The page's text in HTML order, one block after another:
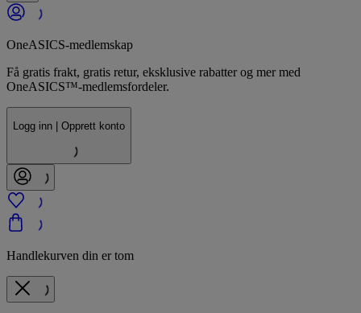
OneASICS-medlemskap
Få gratis frakt, gratis retur, eksklusive rabatter og mer med
OneASICS™-medlemsfordeler.
Logg inn | Opprett konto
Handlekurven din er tom